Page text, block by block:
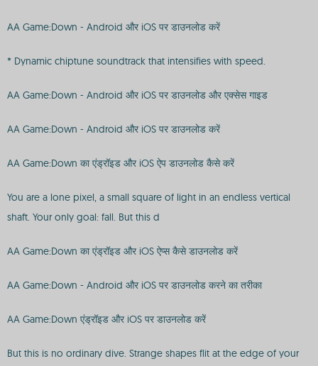
AA Game:Down - Android और iOS पर डाउनलोड करें
* Dynamic chiptune soundtrack that intensifies with speed.
AA Game:Down - Android और iOS पर डाउनलोड और एक्सेस गाइड
AA Game:Down - Android और iOS पर डाउनलोड करें
AA Game:Down का एंड्रॉइड और iOS ऐप डाउनलोड कैसे करें
You are a lone pixel, a small square of light in an endless vertical
shaft. Your only goal: fall. But this d
AA Game:Down का एंड्रॉइड और iOS ऐप्स कैसे डाउनलोड करें
AA Game:Down - Android और iOS पर डाउनलोड करने का तरीका
AA Game:Down एंड्रॉइड और iOS पर डाउनलोड करें
But this is no ordinary dive. Strange shapes flit at the edge of your